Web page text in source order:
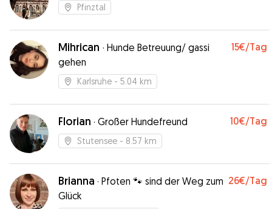
Pfinztal
Mihrican · Hunde Betreuung/ gassi
gehen
15€/Tag
Karlsruhe - 5.04 km
Florian · Großer Hundefreund 10€/Tag
Stutensee - 8.57 km
Brianna · Pfoten 🐾 sind der Weg zum
Glück
26€/Tag